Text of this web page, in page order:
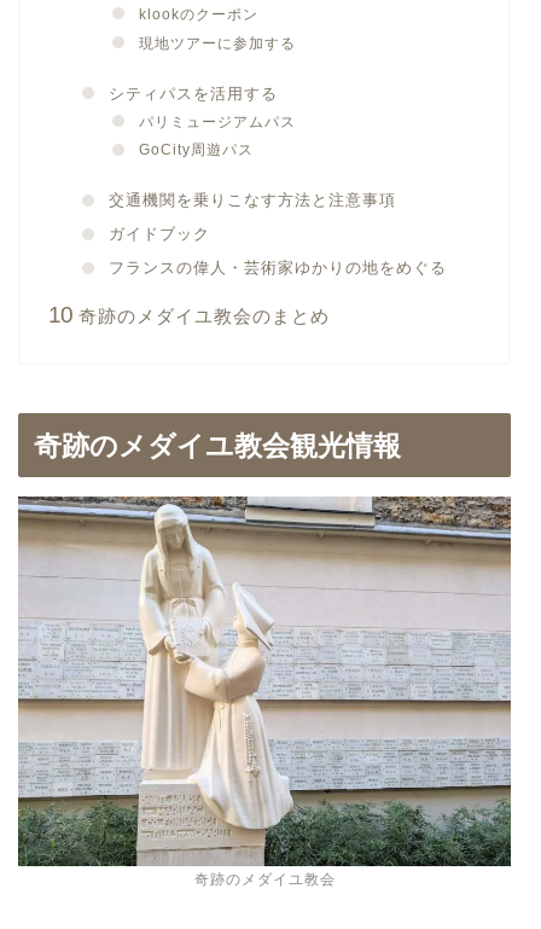
klookのクーポン
現地ツアーに参加する
シティパスを活用する
パリミュージアムパス
GoCity周遊パス
交通機関を乗りこなす方法と注意事項
ガイドブック
フランスの偉人・芸術家ゆかりの地をめぐる
奇跡のメダイユ教会のまとめ
奇跡のメダイユ教会観光情報
奇跡のメダイユ教会